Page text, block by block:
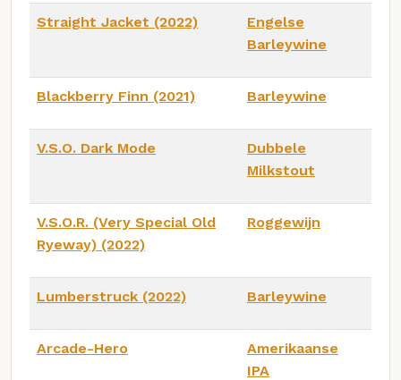
Straight Jacket (2022)
Engelse
Barleywine
Blackberry Finn (2021) Barleywine
V.S.O. Dark Mode
Dubbele
Milkstout
V.S.O.R. (Very Special Old
Ryeway) (2022)
Roggewijn
Lumberstruck (2022) Barleywine
Arcade-Hero
Amerikaanse
IPA